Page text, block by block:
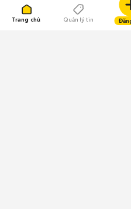
Trang chủ Quản lý tin